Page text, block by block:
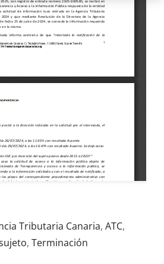
Tributaria Canaria, ATC,
, Terminación